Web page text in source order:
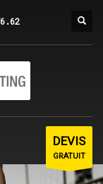
DEVIS
GRATUIT